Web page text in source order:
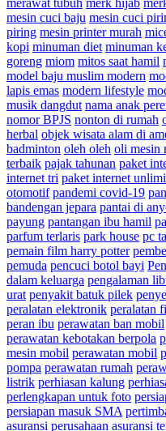
merawat tubuh merk hijab
mesin cuci baju mesin cuci
piring mesin printer murah
kopi minuman diet minuman
goreng miom mitos saat hamil
model baju muslim modern
lapis emas modern lifestyle
musik dangdut nama anak
nomor BPJS nonton di rumah
herbal objek wisata alam di
badminton oleh oleh oli mesin
terbaik pajak tahunan paket
internet tri paket internet
otomotif pandemi covid-19
bandengan jepara pantai di
payung pantangan ibu hamil
parfum terlaris park house pc
pemain film harry potter
pemuda pencuci botol bayi
dalam keluarga pengalaman
urat penyakit batuk pilek
peralatan elektronik peralatan
peran ibu perawatan ban mobil
perawatan kebotakan berpola
mesin mobil perawatan mobil
pompa perawatan rumah
listrik perhiasan kalung
perlengkapan untuk foto
persiapan masuk SMA
asuransi perusahaan asuransi